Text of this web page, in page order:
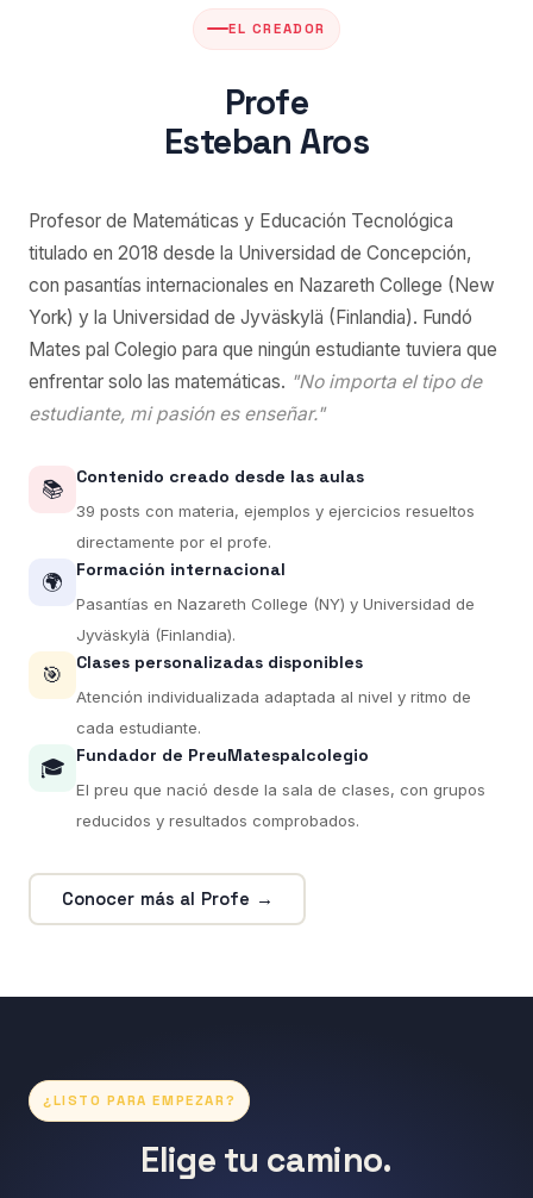
EL CREADOR
Profe
Esteban Aros
Profesor de Matemáticas y Educación Tecnológica
titulado en 2018 desde la Universidad de Concepción,
con pasantías internacionales en Nazareth College (New
York) y la Universidad de Jyväskylä (Finlandia). Fundó
Mates pal Colegio para que ningún estudiante tuviera que
enfrentar solo las matemáticas. "No importa el tipo de
estudiante, mi pasión es enseñar."
📚
Contenido creado desde las aulas
39 posts con materia, ejemplos y ejercicios resueltos
directamente por el profe.
🌍
Formación internacional
Pasantías en Nazareth College (NY) y Universidad de
Jyväskylä (Finlandia).
🎯
Clases personalizadas disponibles
Atención individualizada adaptada al nivel y ritmo de
cada estudiante.
🎓
Fundador de PreuMatespalcolegio
El preu que nació desde la sala de clases, con grupos
reducidos y resultados comprobados.
Conocer más al Profe →
¿LISTO PARA EMPEZAR?
Elige tu camino.